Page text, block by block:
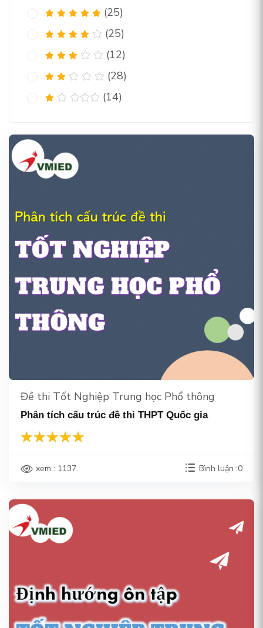
(25)
(25)
(12)
(28)
(14)
Đề thi Tốt Nghiệp Trung học Phổ thông
Phân tích cấu trúc đề thi THPT Quốc gia
xem : 1137 Bình luận :0